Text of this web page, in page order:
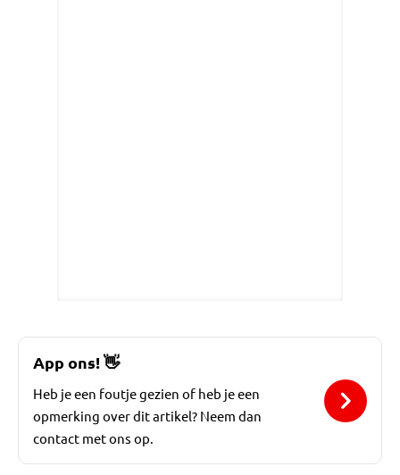
App ons!👋
Heb je een foutje gezien of heb je een
opmerking over dit artikel? Neem dan
contact met ons op.